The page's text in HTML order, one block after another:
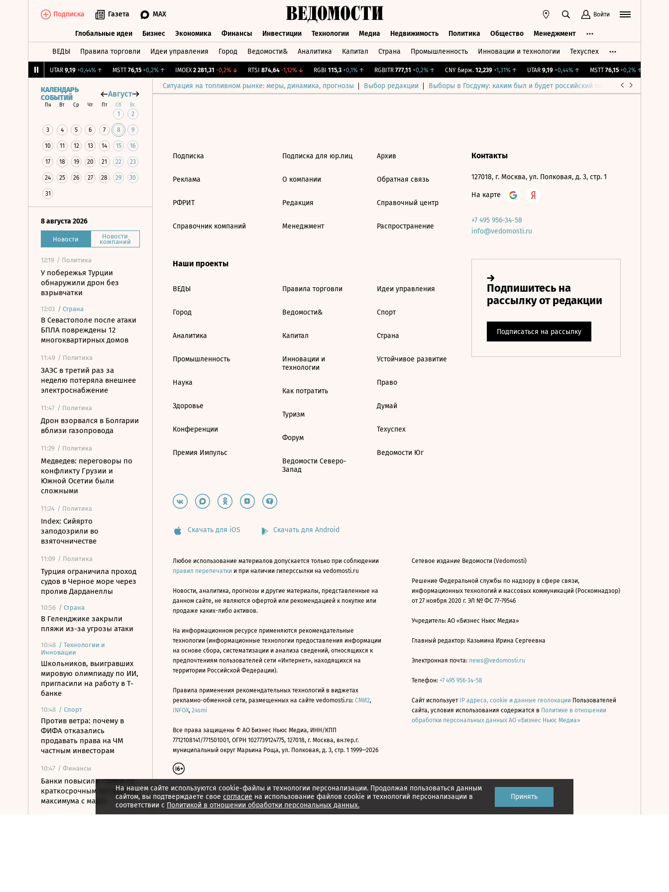
Подписка Газета MAX Войти
Глобальные идеи Бизнес Экономика Финансы Инвестиции Технологии Медиа Недвижимость Политика Общество Менеджмент
ВЕДЫ Правила торговли Идеи управления Город Ведомости& Аналитика Капитал Страна Промышленность Инновации и технологии Техуспех
UTAR 9,19 +0,44%↑ MSTT 76,15 +0,2%↑ IMOEX 2 281,31 -0,2%↓ RTSI 874,64 -1,12%↓ RGBI 115,3 +0,1%↑ RGBITR 777,11 +0,2%↑ CNY Бирж. 12,239 +1,31%↑ UTAR 9,19 +0,44%↑ MSTT 76,15 +0,2%↑
Ситуация на топливном рынке: меры, динамика, прогнозы Выбор редакции Выборы в Госдуму: каким был и будет российский парламент
КАЛЕНДАРЬ
СОБЫТИЙ
Август
Пн Вт Ср Чт Пт Сб Вс
1 2
3 4 5 6 7 8 9
10 11 12 13 14 15 16
17 18 19 20 21 22 23
24 25 26 27 28 29 30
31
8 августа 2026
Новости Новости
компаний
12:19 / Политика
У побережья Турции
обнаружили дрон без
взрывчатки
12:03 / Страна
В Севастополе после атаки
БПЛА повреждены 12
многоквартирных домов
11:49 / Политика
ЗАЭС в третий раз за
неделю потеряла внешнее
электроснабжение
11:47 / Политика
Дрон взорвался в Болгарии
вблизи газопровода
11:29 / Политика
Медведев: переговоры по
конфликту Грузии и
Южной Осетии были
сложными
11:24 / Политика
Index: Сийярто
заподозрили во
взяточничестве
11:09 / Политика
Турция ограничила проход
судов в Черное море через
пролив Дарданеллы
10:56 / Страна
В Геленджике закрыли
пляжи из-за угрозы атаки
10:48 / Технологии и
Инновации
Школьников, выигравших
мировую олимпиаду по ИИ,
пригласили на работу в Т-
банке
10:48 / Спорт
Против ветра: почему в
ФИФА отказались
продавать права на ЧМ
частным инвесторам
10:47 / Финансы
Банки повысили ставки по
краткосрочным вкладам до
максимума с марта
На нашем сайте используются cookie-файлы и технологии персонализации. Продолжая пользоваться данным
сайтом, вы подтверждаете свое согласие на использование файлов cookie и технологий персонализации в
соответствии с Политикой в отношении обработки персональных данных.
Принять
Подписка
Реклама
РФРИТ
Справочник компаний
Подписка для юр.лиц
О компании
Редакция
Менеджмент
Архив
Обратная связь
Справочный центр
Распространение
Наши проекты
ВЕДЫ
Город
Аналитика
Промышленность
Наука
Здоровье
Конференции
Премия Импульс
Правила торговли
Ведомости&
Капитал
Инновации и
технологии
Как потратить
Туризм
Форум
Ведомости Северо-
Запад
Идеи управления
Спорт
Страна
Устойчивое развитие
Право
Думай
Техуспех
Ведомости Юг
Контакты
127018, г. Москва, ул. Полковая, д. 3, стр. 1
На карте
+7 495 956-34-58
info@vedomosti.ru
Скачать для iOS Скачать для Android
Любое использование материалов допускается только при соблюдении
правил перепечатки и при наличии гиперссылки на vedomosti.ru
Новости, аналитика, прогнозы и другие материалы, представленные на
данном сайте, не являются офертой или рекомендацией к покупке или
продаже каких-либо активов.
На информационном ресурсе применяются рекомендательные
технологии (информационные технологии предоставления информации
на основе сбора, систематизации и анализа сведений, относящихся к
предпочтениям пользователей сети «Интернет», находящихся на
территории Российской Федерации).
Правила применения рекомендательных технологий в виджетах
рекламно-обменной сети, размещенных на сайте vedomosti.ru: СМИ2,
INFOX, 24smi
Все права защищены © АО Бизнес Ньюс Медиа, ИНН/КПП
7712108141/771501001, ОГРН 1027739124775, 127018, г. Москва, вн.тер.г.
муниципальный округ Марьина Роща, ул. Полковая, д. 3, стр. 1 1999—2026
Сетевое издание Ведомости (Vedomosti)
Решение Федеральной службы по надзору в сфере связи,
информационных технологий и массовых коммуникаций (Роскомнадзор)
от 27 ноября 2020 г. ЭЛ № ФС 77-79546
Учредитель: АО «Бизнес Ньюс Медиа»
Главный редактор: Казьмина Ирина Сергеевна
Электронная почта: news@vedomosti.ru
Телефон: +7 495 956-34-58
Сайт использует IP адреса, cookie и данные геолокации Пользователей
сайта, условия использования содержатся в Политике в отношении
обработки персональных данных АО «Бизнес Ньюс Медиа»